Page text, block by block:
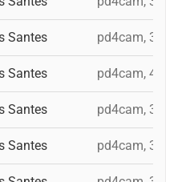
Santes pd4cam, 3d9f,
Santes pd4cam, 4d9f,
Santes pd4cam, 3d9f,
Santes pd4cam, 3d9f,